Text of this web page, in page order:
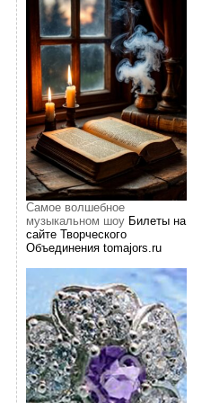
Самое волшебное
музыкальном шоуБилеты на
сайте Творческого
Объединения tomajors.ru